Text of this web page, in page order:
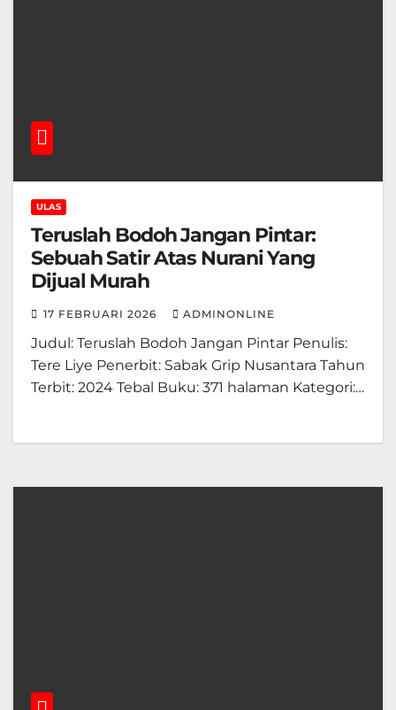
ULAS
Teruslah Bodoh Jangan Pintar:
Sebuah Satir Atas Nurani Yang
Dijual Murah
17 FEBRUARI 2026 ADMINONLINE
Judul: Teruslah Bodoh Jangan Pintar Penulis:
Tere Liye Penerbit: Sabak Grip Nusantara Tahun
Terbit: 2024 Tebal Buku: 371 halaman Kategori:…